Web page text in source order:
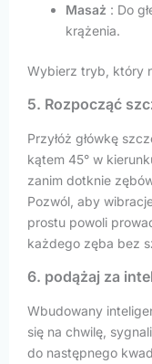
Masaż : Do
krążenia.
Wybierz tryb, który
5. Rozpocząć
Przyłóż główkę
kątem 45° w
zanim dotknie
Pozwól, aby
prostu powoli
każdego zęba bez
6. podążaj za
Wbudowany
się na chwilę,
do następnego